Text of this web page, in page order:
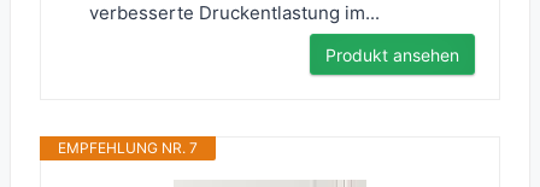
verbesserte Druckentlastung im...
Produkt ansehen
EMPFEHLUNG NR. 7